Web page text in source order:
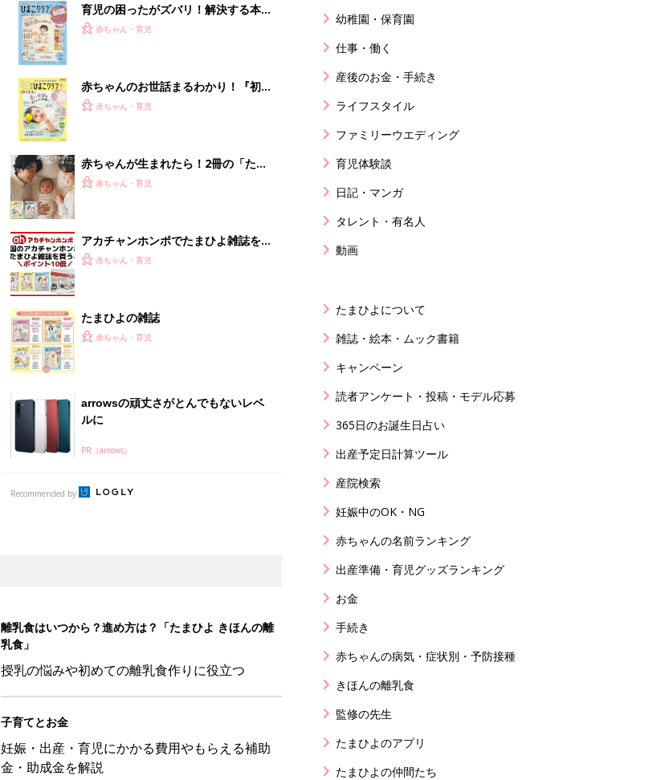
育児の困ったがズバリ！解決する本
『ひよこクラブ 秋号』 4カ月～2才
赤ちゃん・育児
赤ちゃんのお世話まるわかり！『初め
てのひよこクラブ 夏号』〈巻頭大特
赤ちゃん・育児
赤ちゃんが生まれたら！2冊の「たま
ひよ」
赤ちゃん・育児
アカチャンホンポでたまひよ雑誌を買
うとポイント10倍【期間限定】
赤ちゃん・育児
たまひよの雑誌
赤ちゃん・育児
arrowsの頑丈さがとんでもないレベ
ルに
PR（arrows）
Recommended by
離乳食はいつから？進め方は？「たまひよ きほんの離
乳食」
授乳の悩みや初めての離乳食作りに役立つ
子育てとお金
妊娠・出産・育児にかかる費用やもらえる補助
金・助成金を解説
幼稚園・保育園
仕事・働く
産後のお金・手続き
ライフスタイル
ファミリーウエディング
育児体験談
日記・マンガ
タレント・有名人
動画
たまひよについて
雑誌・絵本・ムック書籍
キャンペーン
読者アンケート・投稿・モデル応募
365日のお誕生日占い
出産予定日計算ツール
産院検索
妊娠中のOK・NG
赤ちゃんの名前ランキング
出産準備・育児グッズランキング
お金
手続き
赤ちゃんの病気・症状別・予防接種
きほんの離乳食
監修の先生
たまひよのアプリ
たまひよの仲間たち